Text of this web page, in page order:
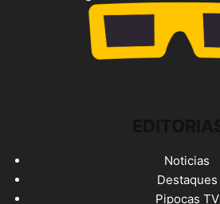
Noticias
Destaques
Pipocas TV